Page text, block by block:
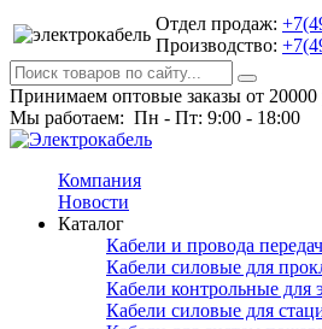
Отдел продаж:
Производство:
Принимаем оптовые заказы от 20000
Мы работаем: Пн - Пт: 9:00 - 18:00
Компания
Новости
Каталог
Кабели и провода
Кабели силовые для
Кабели контрольные для
Кабели силовые для